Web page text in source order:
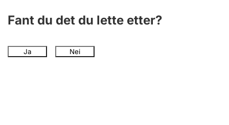
Fant du det du lette etter?
Ja Nei